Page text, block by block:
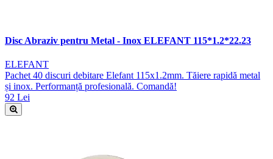
Disc Abraziv pentru Metal - Inox ELEFANT 115*1.2*22.23
ELEFANT
Pachet 40 discuri debitare Elefant 115x1.2mm. Tăiere rapidă metal
și inox. Performanță profesională. Comandă!
92 Lei